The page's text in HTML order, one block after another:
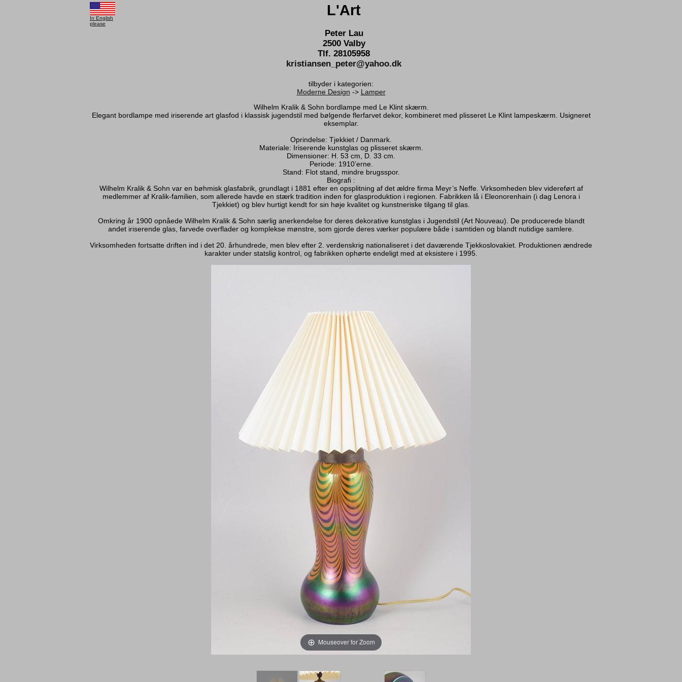
In English
please
L'Art
Peter Lau
2500 Valby
Tlf. 28105958
kristiansen_peter@yahoo.dk
tilbyder i kategorien:
Moderne Design -> Lamper
Wilhelm Kralik & Sohn bordlampe med Le Klint skærm.
Elegant bordlampe med iriserende art glasfod i klassisk jugendstil med bølgende flerfarvet dekor, kombineret med plisseret Le Klint lampeskærm. Usigneret
eksemplar.
Oprindelse: Tjekkiet / Danmark.
Materiale: Iriserende kunstglas og plisseret skærm.
Dimensioner: H. 53 cm, D. 33 cm.
Periode: 1910’erne.
Stand: Flot stand, mindre brugsspor.
Biografi :
Wilhelm Kralik & Sohn var en bøhmisk glasfabrik, grundlagt i 1881 efter en opsplitning af det ældre firma Meyr’s Neffe. Virksomheden blev videreført af
medlemmer af Kralik-familien, som allerede havde en stærk tradition inden for glasproduktion i regionen. Fabrikken lå i Eleonorenhain (i dag Lenora i
Tjekkiet) og blev hurtigt kendt for sin høje kvalitet og kunstneriske tilgang til glas.
Omkring år 1900 opnåede Wilhelm Kralik & Sohn særlig anerkendelse for deres dekorative kunstglas i Jugendstil (Art Nouveau). De producerede blandt
andet iriserende glas, farvede overflader og komplekse mønstre, som gjorde deres værker populære både i samtiden og blandt nutidige samlere.
Virksomheden fortsatte driften ind i det 20. århundrede, men blev efter 2. verdenskrig nationaliseret i det daværende Tjekkoslovakiet. Produktionen ændrede
karakter under statslig kontrol, og fabrikken ophørte endeligt med at eksistere i 1995.
Mouseover for Zoom